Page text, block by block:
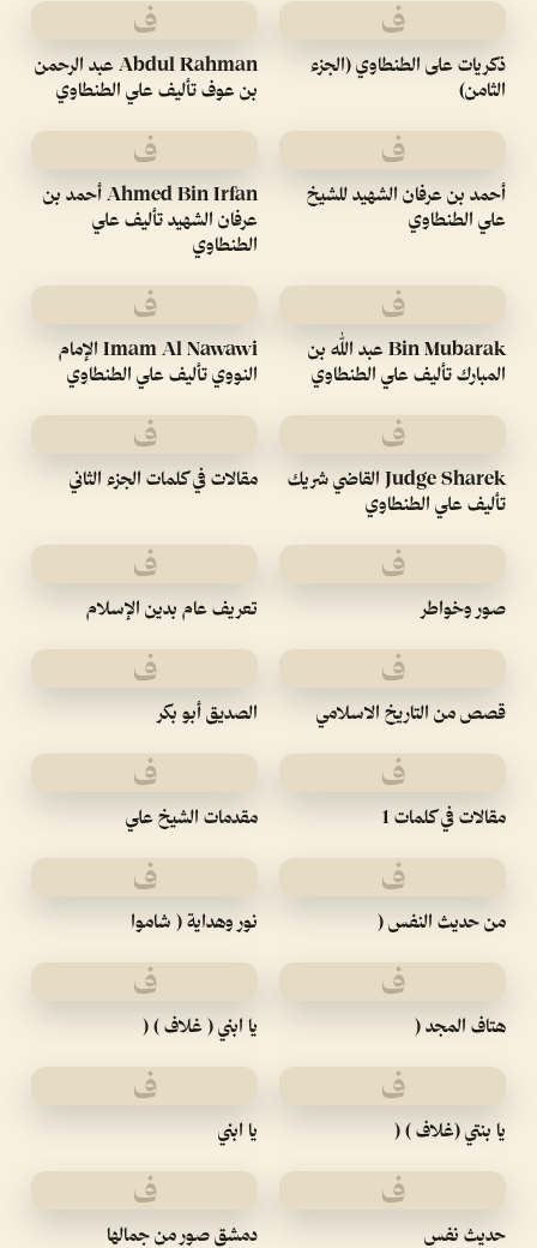
ف
ذكريات على الطنطاوي (الجزء
الثامن)
ف
Abdul Rahman عبد الرحمن
بن عوف تأليف علي الطنطاوي
ف
أحمد بن عرفان الشهيد للشيخ
علي الطنطاوي
ف
Ahmed Bin Irfan أحمد بن
عرفان الشهيد تأليف علي
الطنطاوي
ف
Bin Mubarak عبد الله بن
المبارك تأليف علي الطنطاوي
ف
Imam Al Nawawi الإمام
النووي تأليف علي الطنطاوي
ف
Judge Sharek القاضي شريك
تأليف علي الطنطاوي
ف
مقالات في كلمات الجزء الثاني
ف
صور وخواطر
ف
تعريف عام بدين الإسلام
ف
قصص من التاريخ الاسلامي
ف
الصديق أبو بكر
ف
مقالات في كلمات 1
ف
مقدمات الشيخ علي
ف
من حديث النفس (
ف
نور وهداية ( شاموا
ف
هتاف المجد (
ف
يا ابني ( غلاف ) (
ف
يا بنتي (غلاف ) (
ف
يا ابني
ف
حديث نفس
ف
دمشق صور من جمالها